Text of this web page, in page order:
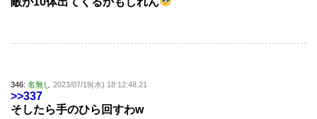
346: 名無し 2023/07/19(水) 18:12:48.21
>>337
そしたら手のひら回すわw